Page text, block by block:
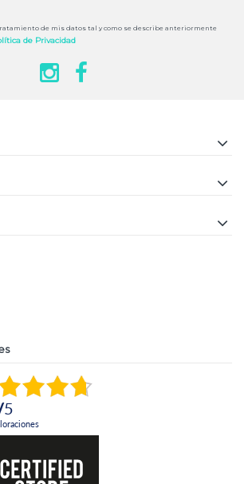
tratamiento de mis datos tal y como se describe anteriormente
de Privacidad
5